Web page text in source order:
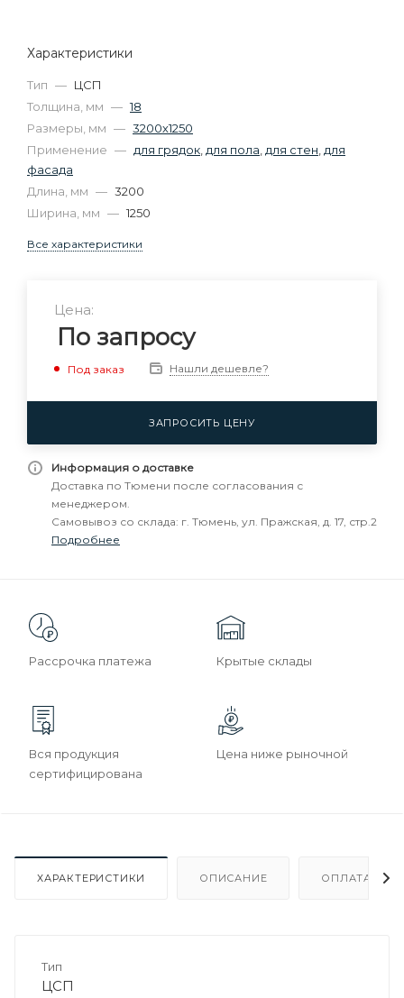
Характеристики
Тип — ЦСП
Толщина, мм — 18
Размеры, мм — 3200х1250
Применение — для грядок для пола для стен для
фасада
Длина, мм — 3200
Ширина, мм — 1250
Все характеристики
Цена:
По запросу
Под заказ Нашли дешевле?
ЗАПРОСИТЬ ЦЕНУ
Информация о доставке
Доставка по Тюмени после согласования с
менеджером.
Самовывоз со склада: г. Тюмень, ул. Пражская, д. 17, стр.2
Подробнее
Рассрочка платежа Крытые склады
Вся продукция
сертифицирована
Цена ниже рыночной
ХАРАКТЕРИСТИКИ ОПИСАНИЕ ОПЛАТА
Тип
ЦСП